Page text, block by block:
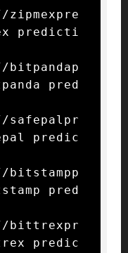
predicti
bitpandap
pred
safepalpr
predic
bitstampp
pred
bittrexpr
predic